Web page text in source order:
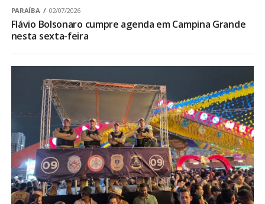
PARAÍBA 02/07/2026
Flávio Bolsonaro cumpre agenda em Campina Grande
nesta sexta-feira